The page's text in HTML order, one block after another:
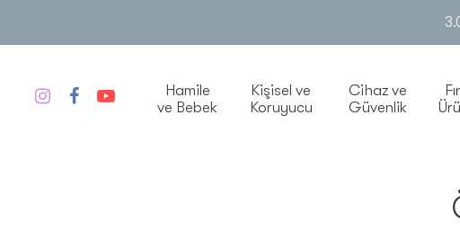
Hamile
ve Bebek
Kişisel ve
Koruyucu
Cihaz ve
Güvenlik